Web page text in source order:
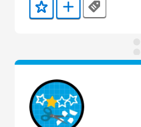
Ajouter aux favoris
Ajouter au Trailmix
Tags